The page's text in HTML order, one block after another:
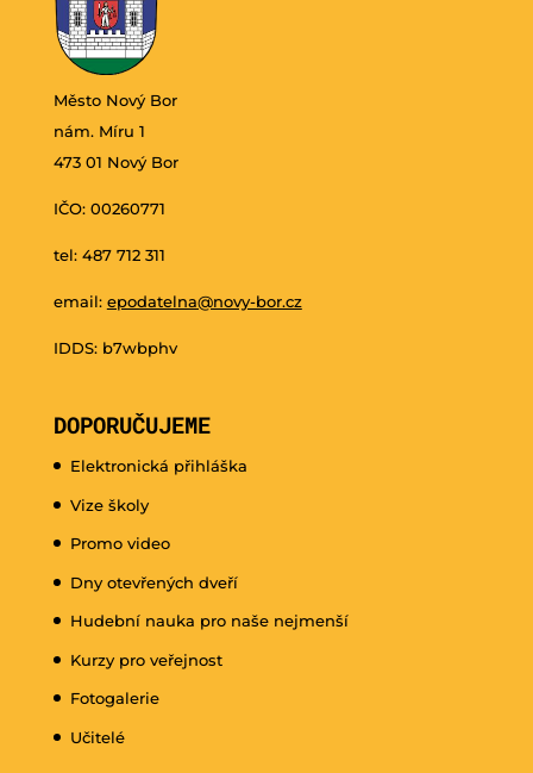
Město Nový Bor
nám. Míru 1
473 01 Nový Bor
IČO: 00260771
tel: 487 712 311
email: epodatelna@novy-bor.cz
IDDS: b7wbphv
DOPORUČUJEME
Elektronická přihláška
Vize školy
Promo video
Dny otevřených dveří
Hudební nauka pro naše nejmenší
Kurzy pro veřejnost
Fotogalerie
Učitelé